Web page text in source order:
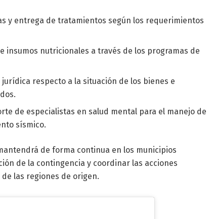
y entrega de tratamientos según los requerimientos
insumos nutricionales a través de los programas de
respecto a la situación de los bienes e
de especialistas en salud mental para el manejo de
sísmico.
de forma continua en los municipios
de la contingencia y coordinar las acciones
las regiones de origen.